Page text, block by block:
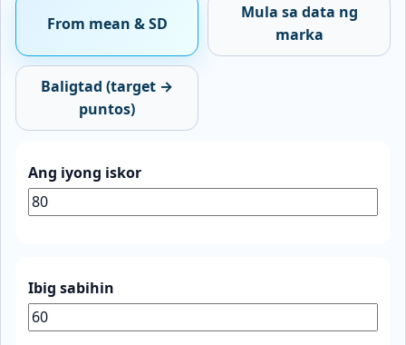
From mean & SD
Mula sa data ng
marka
Baligtad (target →
puntos)
Ang iyong iskor
Ibig sabihin